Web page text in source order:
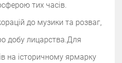
тих часів.
до музики та розваг,
добу лицарства.‌‌‌‌Для
на історичному ярмарку